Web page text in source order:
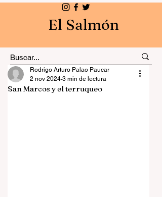
El Salmón
San Marcos y el terruqueo
Rodrigo Arturo Palao Paucar
2 nov 2024 3 min de lectura